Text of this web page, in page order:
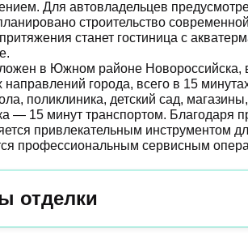
Для автовладельцев
строительство
станет гостиница с
в Южном районе
направлений города, всего в 15
поликлиника, детский сад,
— 15 минут транспортом. Благодаря
привлекательным инструментом
профессиональным сервисным
отделки